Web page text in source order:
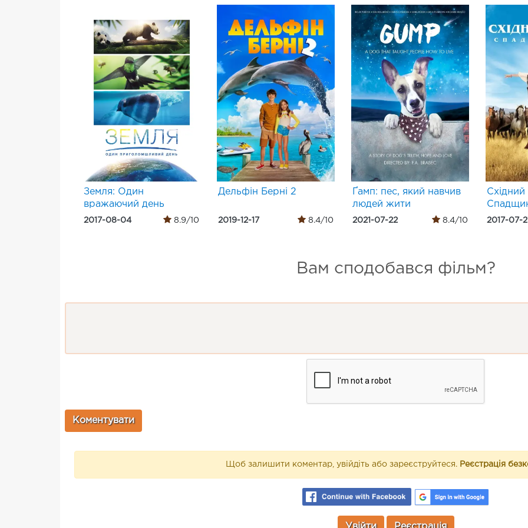
Земля: Один
вражаючий день
2017-08-04 8.9/10
Дельфін Берні 2
2019-12-17 8.4/10
Ґамп: пес, який навчив
людей жити
2021-07-22 8.4/10
Східний
2017-07-
Вам сподобався фільм?
Щоб залишити коментар, увійдіть або зареєструйтеся. Реєстрація